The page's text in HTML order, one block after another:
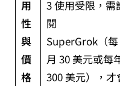
用
性
與
價
格
3 使用受限，需
閱
SuperGrok（每
月 30 美元或每
300 美元），才